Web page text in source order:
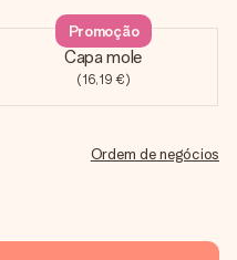
Capa mole
(16,19 €)
Promoção
Ordem de negócios